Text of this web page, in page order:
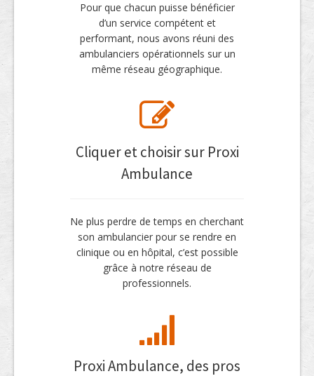
Pour que chacun puisse bénéficier
d’un service compétent et
performant, nous avons réuni des
ambulanciers opérationnels sur un
même réseau géographique.
Cliquer et choisir sur Proxi
Ambulance
Ne plus perdre de temps en cherchant
son ambulancier pour se rendre en
clinique ou en hôpital, c’est possible
grâce à notre réseau de
professionnels.
Proxi Ambulance, des pros